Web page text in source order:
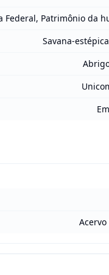
Federal, Patrimônio da
Savana-
Acervo